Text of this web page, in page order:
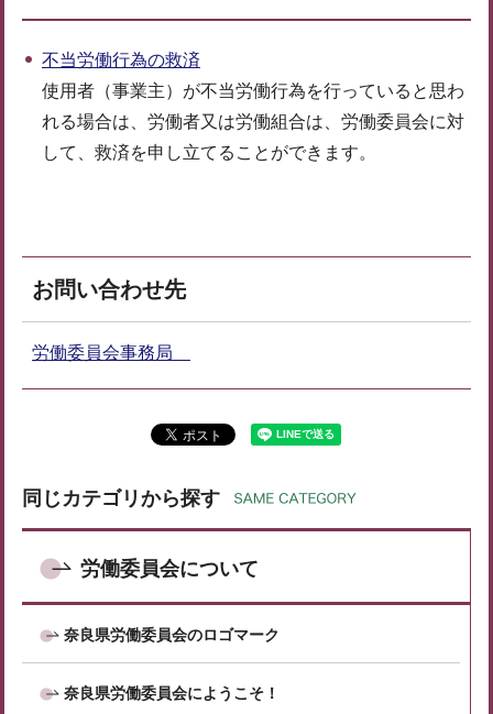
不当労働行為の救済
使用者（事業主）が不当労働行為を行っていると思わ
れる場合は、労働者又は労働組合は、労働委員会に対
して、救済を申し立てることができます。
お問い合わせ先
労働委員会事務局
同じカテゴリから探す
労働委員会について
奈良県労働委員会のロゴマーク
奈良県労働委員会にようこそ！